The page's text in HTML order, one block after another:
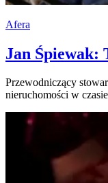
Afera
Jan Śpiewak:
Przewodniczący
nieruchomości w